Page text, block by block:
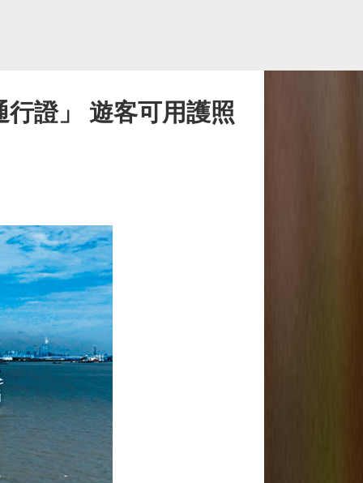
證」 遊客可用護照